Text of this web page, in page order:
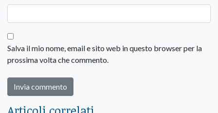
Salva il mio nome, email e sito web in questo browser per la
prossima volta che commento.